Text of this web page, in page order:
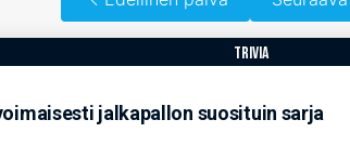
trivia
jalkapallon suosituin sarja